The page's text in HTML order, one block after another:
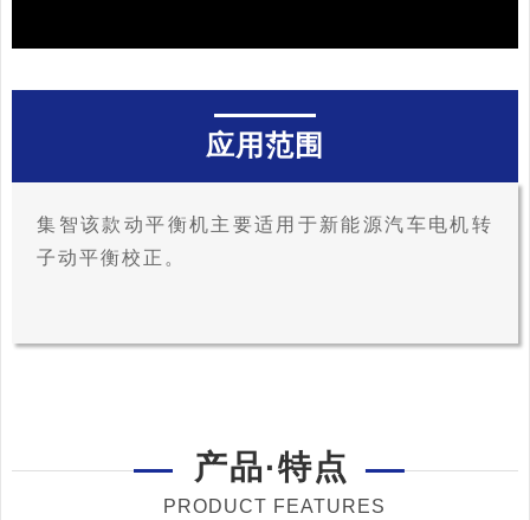
应用范围
集智该款动平衡机主要适用于新能源汽车电机转
子动平衡校正。
产品·特点
PRODUCT FEATURES